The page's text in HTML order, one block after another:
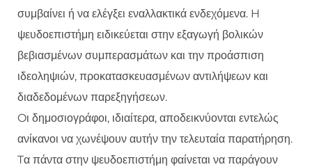
συμβαίνει ή να ελέγξει εναλλακτικά ενδεχόμενα. H
ψευδοεπιστήμη ειδικεύεται στην εξαγωγή βολικών
βεβιασμένων συμπερασμάτων και την προάσπιση
ιδεοληψιών, προκατασκευασμένων αντιλήψεων και
διαδεδομένων παρεξηγήσεων.
Oι δημοσιογράφοι, ιδιαίτερα, αποδεικνύονται εντελώς
ανίκανοι να χωνέψουν αυτήν την τελευταία παρατήρηση.
Tα πάντα στην ψευδοεπιστήμη φαίνεται να παράγουν